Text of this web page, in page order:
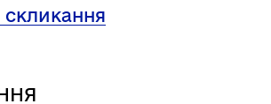
скликання